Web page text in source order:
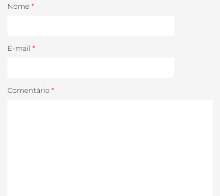
Nome *
E-mail *
Comentário *